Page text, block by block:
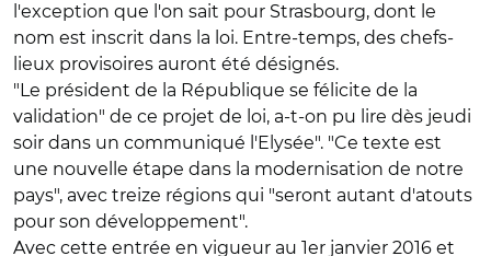
l'exception que l'on sait pour Strasbourg, dont le
nom est inscrit dans la loi. Entre-temps, des chefs-
lieux provisoires auront été désignés.
"Le président de la République se félicite de la
validation" de ce projet de loi, a-t-on pu lire dès jeudi
soir dans un communiqué l'Elysée". "Ce texte est
une nouvelle étape dans la modernisation de notre
pays", avec treize régions qui "seront autant d'atouts
pour son développement".
Avec cette entrée en vigueur au 1er janvier 2016 et